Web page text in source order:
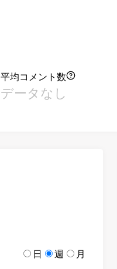
平均コメント数
データなし
日 週 月